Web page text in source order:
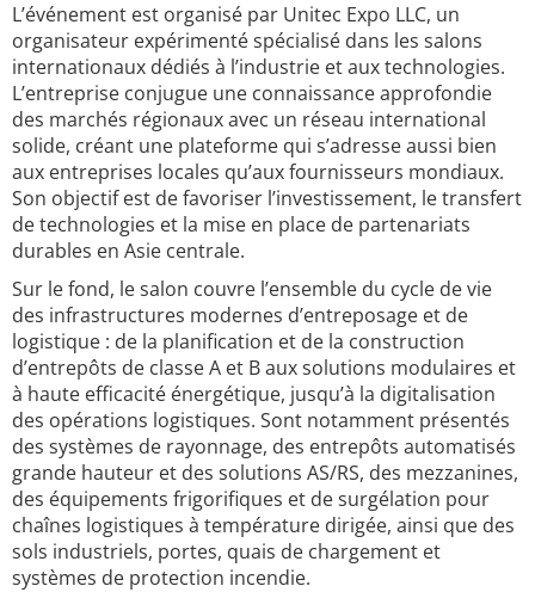
L’événement est organisé par Unitec Expo LLC, un
organisateur expérimenté spécialisé dans les salons
internationaux dédiés à l’industrie et aux technologies.
L’entreprise conjugue une connaissance approfondie
des marchés régionaux avec un réseau international
solide, créant une plateforme qui s’adresse aussi bien
aux entreprises locales qu’aux fournisseurs mondiaux.
Son objectif est de favoriser l’investissement, le transfert
de technologies et la mise en place de partenariats
durables en Asie centrale.
Sur le fond, le salon couvre l’ensemble du cycle de vie
des infrastructures modernes d’entreposage et de
logistique : de la planification et de la construction
d’entrepôts de classe A et B aux solutions modulaires et
à haute efficacité énergétique, jusqu’à la digitalisation
des opérations logistiques. Sont notamment présentés
des systèmes de rayonnage, des entrepôts automatisés
grande hauteur et des solutions AS/RS, des mezzanines,
des équipements frigorifiques et de surgélation pour
chaînes logistiques à température dirigée, ainsi que des
sols industriels, portes, quais de chargement et
systèmes de protection incendie.